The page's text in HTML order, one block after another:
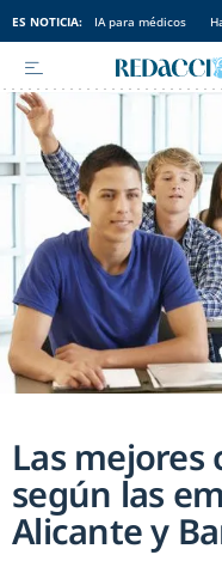
ES NOTICIA: IA para médicos
Las mejores
según las
Alicante y